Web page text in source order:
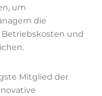
um
die
und
Mitglied der